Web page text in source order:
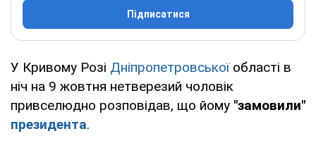
Підписатися
У Кривому Розі Дніпропетровськоїобласті в
ніч на 9 жовтня нетверезий чоловік
привселюдно розповідав, що йому "замовили"
президента.